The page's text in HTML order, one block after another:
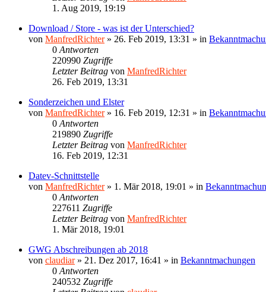
1. Aug 2019, 19:19
Download / Store - was ist der Unterschied?
von ManfredRichter» 26. Feb 2019, 13:31 » in
0 Antworten
220990 Zugriffe
Letzter Beitrag von ManfredRichter
26. Feb 2019, 13:31
Sonderzeichen und Elster
von ManfredRichter» 16. Feb 2019, 12:31 » in
0 Antworten
219890 Zugriffe
Letzter Beitrag von ManfredRichter
16. Feb 2019, 12:31
Datev-Schnittstelle
von ManfredRichter» 1. Mär 2018, 19:01 » in
0 Antworten
227611 Zugriffe
Letzter Beitrag von ManfredRichter
1. Mär 2018, 19:01
GWG Abschreibungen ab 2018
von claudiar» 21. Dez 2017, 16:41 » in Bekanntmachungen
0 Antworten
240532 Zugriffe